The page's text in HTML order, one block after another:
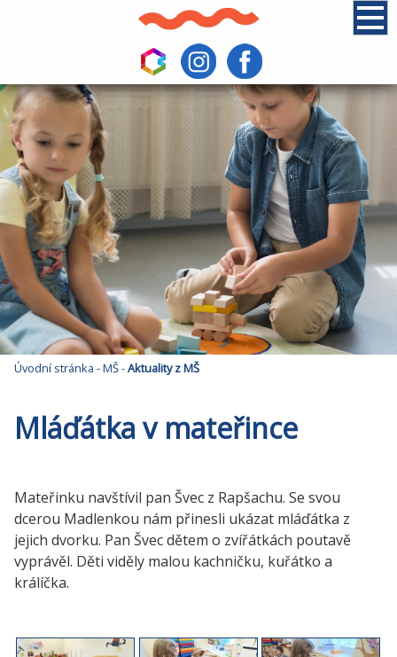
Úvodní stránka -MŠ-Aktuality z MŠ
Mláďátka v mateřince
Mateřinku navštívil pan Švec z Rapšachu. Se svou
dcerou Madlenkou nám přinesli ukázat mláďátka z
jejich dvorku. Pan Švec dětem o zvířátkách poutavě
vyprávěl. Děti viděly malou kachničku, kuřátko a
králíčka.